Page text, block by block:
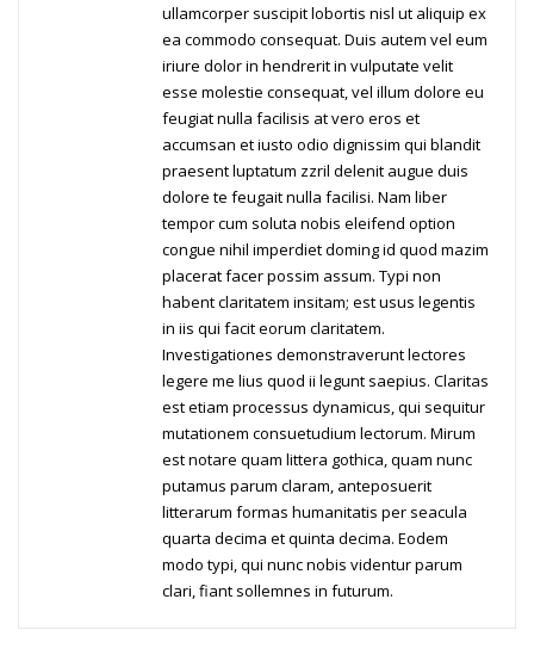
ullamcorper suscipit lobortis nisl ut aliquip ex
ea commodo consequat. Duis autem vel eum
iriure dolor in hendrerit in vulputate velit
esse molestie consequat, vel illum dolore eu
feugiat nulla facilisis at vero eros et
accumsan et iusto odio dignissim qui blandit
praesent luptatum zzril delenit augue duis
dolore te feugait nulla facilisi. Nam liber
tempor cum soluta nobis eleifend option
congue nihil imperdiet doming id quod mazim
placerat facer possim assum. Typi non
habent claritatem insitam; est usus legentis
in iis qui facit eorum claritatem.
Investigationes demonstraverunt lectores
legere me lius quod ii legunt saepius. Claritas
est etiam processus dynamicus, qui sequitur
mutationem consuetudium lectorum. Mirum
est notare quam littera gothica, quam nunc
putamus parum claram, anteposuerit
litterarum formas humanitatis per seacula
quarta decima et quinta decima. Eodem
modo typi, qui nunc nobis videntur parum
clari, fiant sollemnes in futurum.